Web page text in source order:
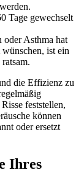
Tage gewechselt
Asthma hat
ist ein
die Effizienz zu
feststellen,
können
oder ersetzt
Ihres